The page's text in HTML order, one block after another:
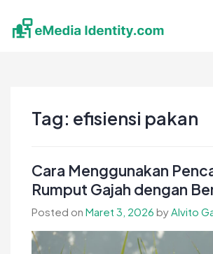
content
Tag: efisiensi pakan
Cara Menggunakan
Rumput Gajah dengan
Posted on Maret 3, 2026 byAlvito